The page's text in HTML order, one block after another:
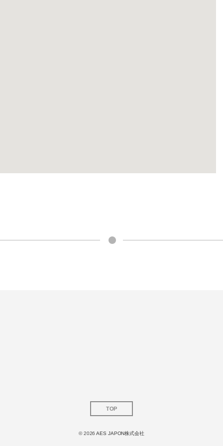
TOP
© 2026AES JAPON株式会社